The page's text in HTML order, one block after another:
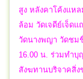
สูง หลังคาโค้งแห
ล้อม วัดเจดีย์เจ็ด
วัดนางพญา วัดชม
16.00 น. ร่วมทำบุ
สังฆทานบริจาคสิ่ง